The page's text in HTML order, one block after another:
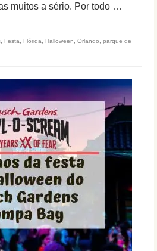
muitos a sério. Por todo …
Festa Flórida Halloween Orlando
parque de